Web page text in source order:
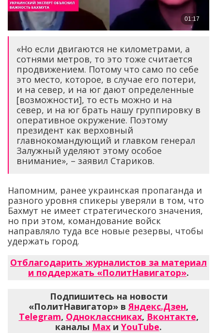
«Но если двигаются не километрами, а
сотнями метров, то это тоже считается
продвижением. Потому что само по себе
это место, которое, в случае его потери,
и на север, и на юг дают определенные
[возможности], то есть можно и на
север, и на юг брать нашу группировку в
оперативное окружение. Поэтому
президент как верховный
главнокомандующий и главком генерал
Залужный уделяют этому особое
внимание», – заявил Стариков.
Напомним, ранее украинская пропаганда и
разного уровня спикеры уверяли в том, что
Бахмут не имеет стратегического значения,
но при этом, командование войск
направляло туда все новые резервы, чтобы
удержать город.
Отблагодарить журналистов за материал
и поддержать «ПолитНавигатор».
Подпишитесь на новости
«ПолитНавигатор» в Яндекс.Дзен,
Telegram, Одноклассниках, Вконтакте,
каналы Max и YouTube.